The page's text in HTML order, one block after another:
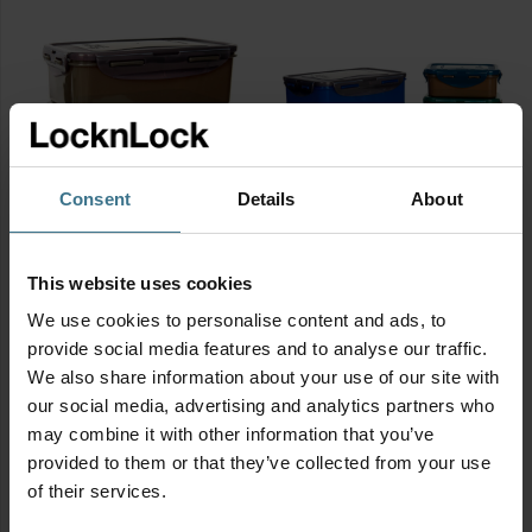
Consent Details About
This website uses cookies
We use cookies to personalise content and ads, to
provide social media features and to analyse our traffic.
We also share information about your use of our site with
our social media, advertising and analytics partners who
may combine it with other information that you’ve
provided to them or that they’ve collected from your use
of their services.
set
delig
aantal
aantal
ECO vershouddozen set 2-
BPA vrij
€13.95
ECO
vershouddozen
set
2-
delig
mix
ECO vershouddozen set 5-
€23.50
ECO
vershouddozen
set
5-
delig
Sale